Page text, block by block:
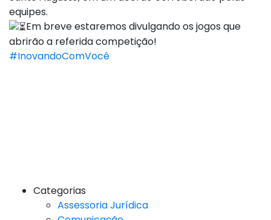
equipes.
Em breve estaremos divulgando os jogos que
abrirão a referida competição!
#InovandoComVocê
Categorias
Assessoria Jurídica